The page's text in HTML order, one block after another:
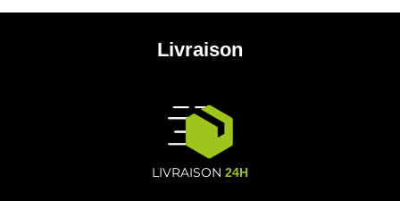
Livraison
LIVRAISON 24H